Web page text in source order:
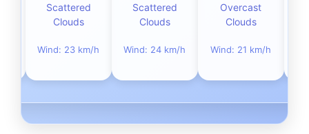
Scattered
Clouds
Wind: 23 km/h
Scattered
Clouds
Wind: 24 km/h
Overcast
Clouds
Wind: 21 km/h